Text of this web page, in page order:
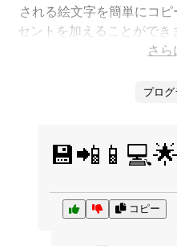
される絵文字を簡単にコ
セントを加えることができ
人気のある順に表示しま
アプリ Androidを絵文
さら
プロ
💾📲📱💻🌟
コピー